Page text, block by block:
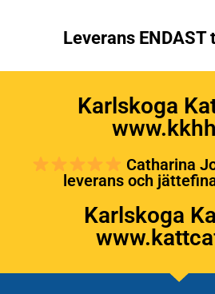
Leverans
Karlskoga
Catharina
leverans och
Karlskoga